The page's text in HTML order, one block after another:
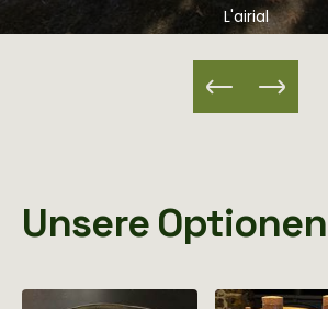
L'airial
Unsere Optionen